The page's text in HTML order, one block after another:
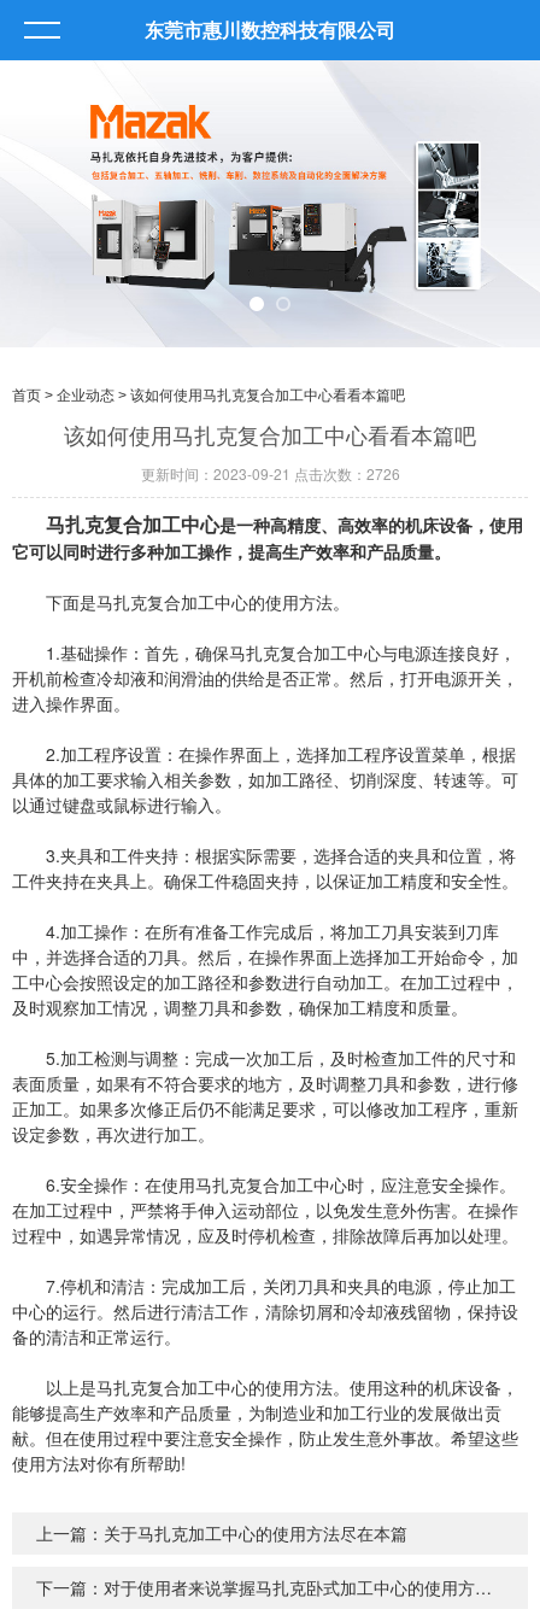
东莞市惠川数控科技有限公司
首页 > 企业动态 > 该如何使用马扎克复合加工中心看看本篇吧
该如何使用马扎克复合加工中心看看本篇吧
更新时间：2023-09-21 点击次数：2726
马扎克复合加工中心是一种高精度、高效率的机床设备，使用
它可以同时进行多种加工操作，提高生产效率和产品质量。
下面是马扎克复合加工中心的使用方法。
1.基础操作：首先，确保马扎克复合加工中心与电源连接良好，
开机前检查冷却液和润滑油的供给是否正常。然后，打开电源开关，
进入操作界面。
2.加工程序设置：在操作界面上，选择加工程序设置菜单，根据
具体的加工要求输入相关参数，如加工路径、切削深度、转速等。可
以通过键盘或鼠标进行输入。
3.夹具和工件夹持：根据实际需要，选择合适的夹具和位置，将
工件夹持在夹具上。确保工件稳固夹持，以保证加工精度和安全性。
4.加工操作：在所有准备工作完成后，将加工刀具安装到刀库
中，并选择合适的刀具。然后，在操作界面上选择加工开始命令，加
工中心会按照设定的加工路径和参数进行自动加工。在加工过程中，
及时观察加工情况，调整刀具和参数，确保加工精度和质量。
5.加工检测与调整：完成一次加工后，及时检查加工件的尺寸和
表面质量，如果有不符合要求的地方，及时调整刀具和参数，进行修
正加工。如果多次修正后仍不能满足要求，可以修改加工程序，重新
设定参数，再次进行加工。
6.安全操作：在使用马扎克复合加工中心时，应注意安全操作。
在加工过程中，严禁将手伸入运动部位，以免发生意外伤害。在操作
过程中，如遇异常情况，应及时停机检查，排除故障后再加以处理。
7.停机和清洁：完成加工后，关闭刀具和夹具的电源，停止加工
中心的运行。然后进行清洁工作，清除切屑和冷却液残留物，保持设
备的清洁和正常运行。
以上是马扎克复合加工中心的使用方法。使用这种的机床设备，
能够提高生产效率和产品质量，为制造业和加工行业的发展做出贡
献。但在使用过程中要注意安全操作，防止发生意外事故。希望这些
使用方法对你有所帮助!
上一篇： 关于马扎克加工中心的使用方法尽在本篇
下一篇： 对于使用者来说掌握马扎克卧式加工中心的使用方法很重要